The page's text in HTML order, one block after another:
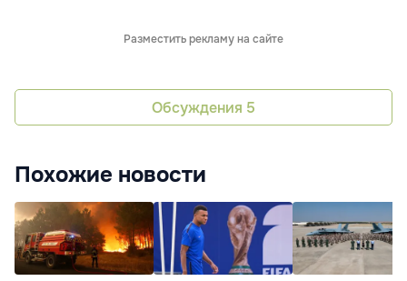
Разместить рекламу на сайте
Обсуждения 5
Похожие новости